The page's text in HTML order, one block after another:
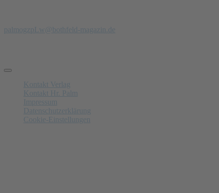
palmogzpLw @bothfeld-magazin.de
Kontakt Verlag
Kontakt Hr. Palm
Impressum
Datenschutzerklärung
Cookie-Einstellungen